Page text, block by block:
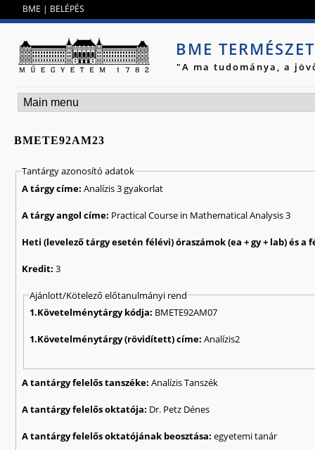
BME | BELÉPÉS
BME
"A ma tudománya, a
BMETE92AM23
Tantárgy azonosító adatok
A tárgy címe:Analízis 3 gyakorlat
A tárgy angol címe: Practical Course in Mathematical Analysis 3
Kredit:3
Ajánlott/Kötelező előtanulmányi rend
1.Követelménytárgy kódja: BMETE92AM07
1.Követelménytárgy (rövidített) címe:Analízis2
A tantárgy felelős tanszéke:Analízis Tanszék
A tantárgy felelős oktatója: Dr. Petz Dénes
A tantárgy felelős oktatójának beosztása:egyetemi tanár